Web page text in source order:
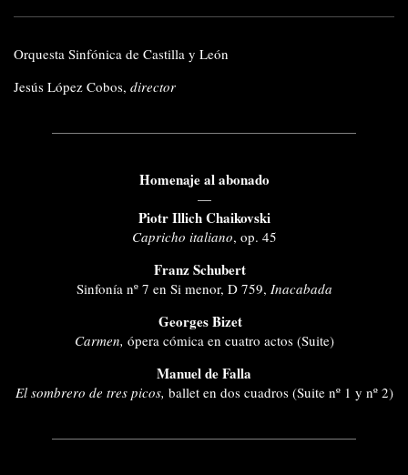
Orquesta Sinfónica de Castilla y León
Jesús López Cobos, director
Homenaje al abonado
—
Piotr Illich Chaikovski
Capricho italiano, op. 45
Franz Schubert
Sinfonía nº 7 en Si menor, D 759, Inacabada
Georges Bizet
Carmen, ópera cómica en cuatro actos (Suite)
Manuel de Falla
El sombrero de tres picos, ballet en dos cuadros (Suite nº 1 y nº 2)